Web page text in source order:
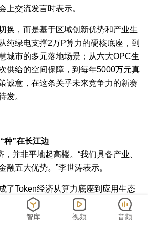
上交流发言时表示。
换，而是基于区域创新优势和产业生
纯绿电支撑2万P算力的硬核底座，到
城市的多元落地场景；从六大OPC生
供给的空间保障，到每年5000万元真
诚意，在这条关乎未来竞争力的新赛
发。
种”在长江边
并非平地起高楼。“我们具备产业、
融五大优势。”李世涛表示。
了Token经济从算力底座到应用生态
产业上，全球最大的水电开发运营企
充沛的清洁电能正转化为绿色算力底
智库 视频 音频